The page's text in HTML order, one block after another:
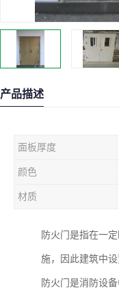
产品描述
面板厚度
颜色
材质
防火门是指在一
施，因此建筑中
防火门是消防设